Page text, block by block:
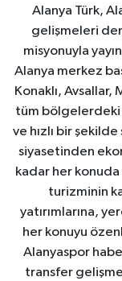
Alanya Türk,
gelişmeleri
misyonuyla
Alanya merkez
Konaklı,
tüm bölgelerdeki
ve hızlı bir
siyasetinden
kadar her
turizminin
yatırımlarına,
her konuyu
Alanyaspor
transfer